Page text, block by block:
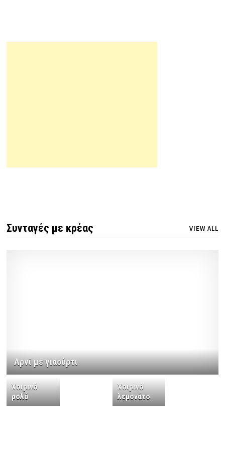
Συνταγές με κρέας VIEW ALL
Αρνί με γιαούρτι
Χοιρινό
ρολό
Χοιρινό
λεμονάτο